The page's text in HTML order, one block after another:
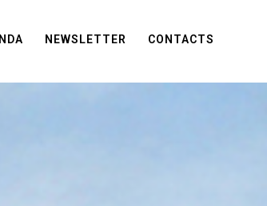
NEWSLETTER CONTACTS